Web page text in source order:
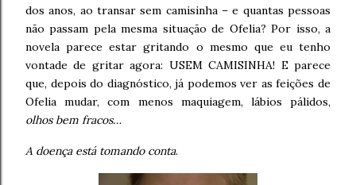
dos anos, ao transar sem camisinha – e quantas pessoas
não passam pela mesma situação de Ofelia? Por isso, a
novela parece estar gritando o mesmo que eu tenho
vontade de gritar agora: USEM CAMISINHA! E parece
que, depois do diagnóstico, já podemos ver as feições de
Ofelia mudar, com menos maquiagem, lábios pálidos,
olhos bem fracos…
A doença está tomando conta.